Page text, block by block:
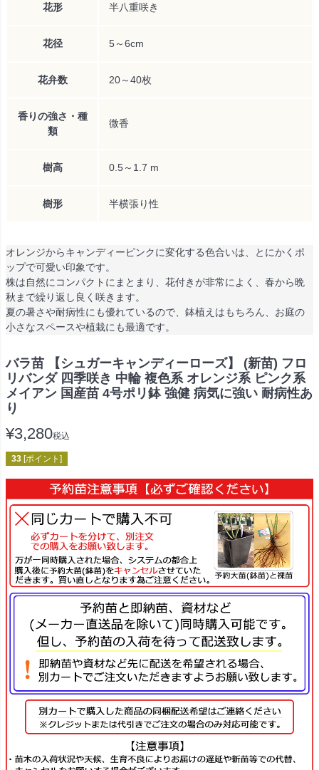
花形 半八重咲き
花径 5～6cm
花弁数 20～40枚
香りの強さ・種
類
微香
樹高 0.5～1.7 m
樹形 半横張り性
オレンジからキャンディーピンクに変化する色合いは、とにかくポ
ップで可愛い印象です。
株は自然にコンパクトにまとまり、花付きが非常によく、春から晩
秋まで繰り返し良く咲きます。
夏の暑さや耐病性にも優れているので、鉢植えはもちろん、お庭の
小さなスペースや植栽にも最適です。
バラ苗 【シュガーキャンディーローズ】 (新苗) フロ
リバンダ 四季咲き 中輪 複色系 オレンジ系 ピンク系
メイアン 国産苗 4号ポリ鉢 強健 病気に強い 耐病性あ
り
¥3,280税込
33 [ポイント]